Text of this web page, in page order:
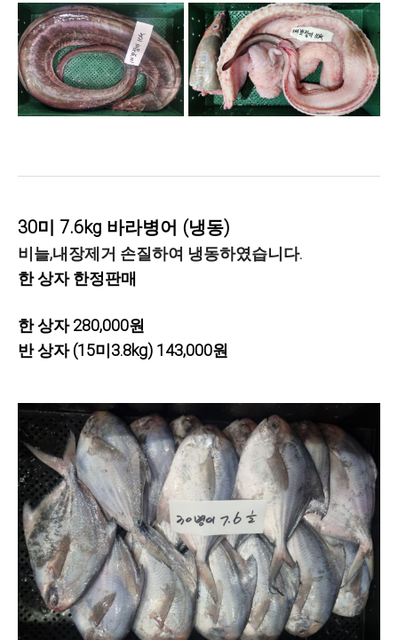
30미 7.6kg 바라병어 (냉동)
비늘,내장제거 손질하여 냉동하였습니다.
한 상자 한정판매
한 상자 280,000원
반 상자 (15미3.8kg) 143,000원